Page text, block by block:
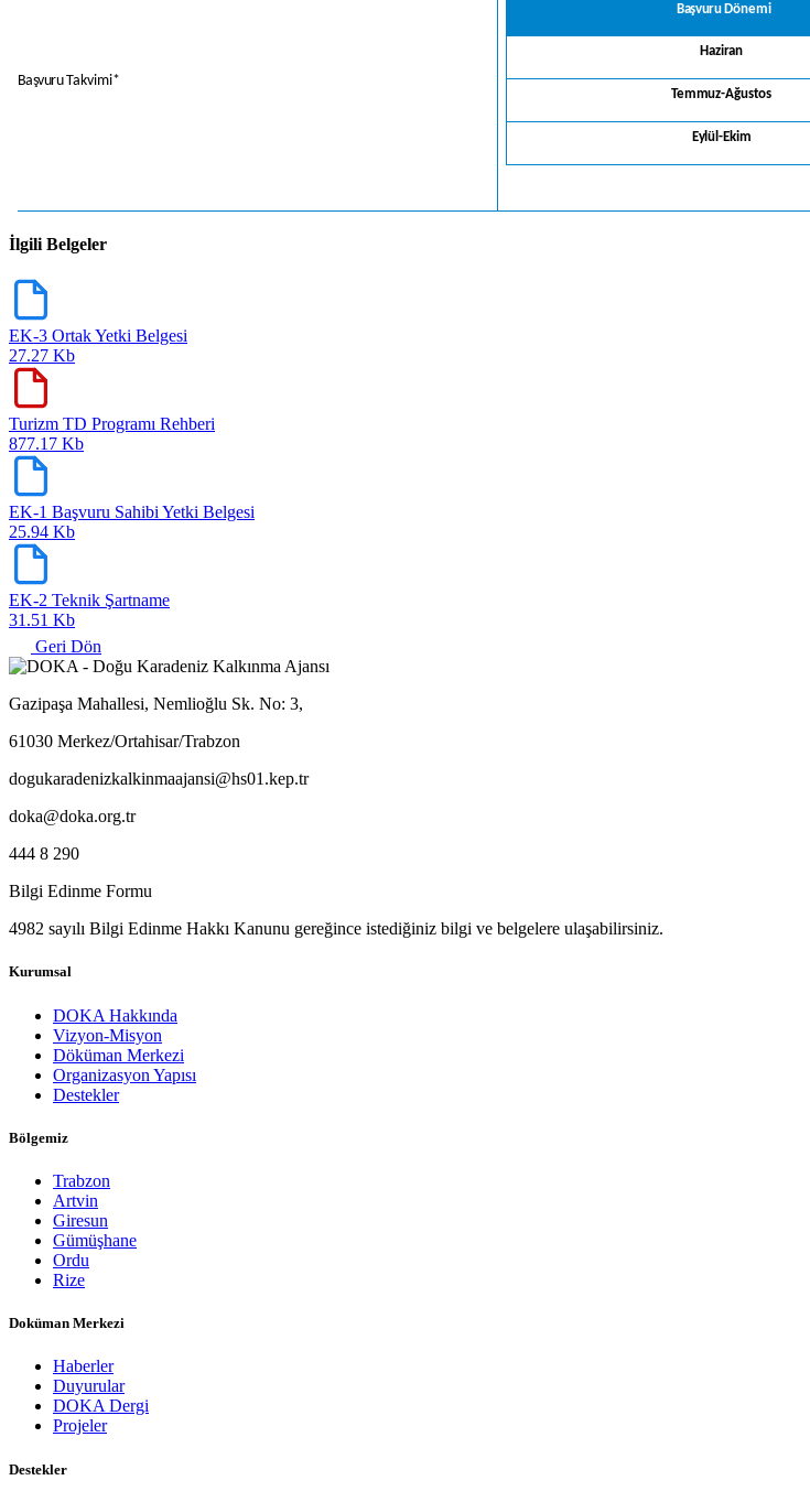
Başvuru Takvimi*
Başvuru Dönemi
Haziran
Temmuz-Ağustos
Eylül-Ekim
İlgili Belgeler
EK-3 Ortak Yetki Belgesi
27.27 Kb
Turizm TD Programı Rehberi
877.17 Kb
EK-1 Başvuru Sahibi Yetki Belgesi
25.94 Kb
EK-2 Teknik Şartname
31.51 Kb
Geri Dön
Gazipaşa Mahallesi, Nemlioğlu Sk. No: 3,
61030 Merkez/Ortahisar/Trabzon
dogukaradenizkalkinmaajansi@hs01.kep.tr
doka@doka.org.tr
444 8 290
Bilgi Edinme Formu
4982 sayılı Bilgi Edinme Hakkı Kanunu gereğince istediğiniz bilgi ve belgelere ulaşabilirsiniz.
Kurumsal
DOKA Hakkında
Vizyon-Misyon
Döküman Merkezi
Organizasyon Yapısı
Destekler
Bölgemiz
Trabzon
Artvin
Giresun
Gümüşhane
Ordu
Rize
Doküman Merkezi
Haberler
Duyurular
DOKA Dergi
Projeler
Destekler